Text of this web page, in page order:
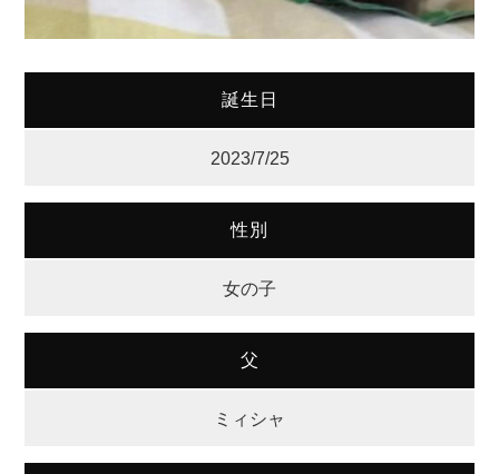
誕生日
2023/7/25
性別
女の子
父
ミィシャ